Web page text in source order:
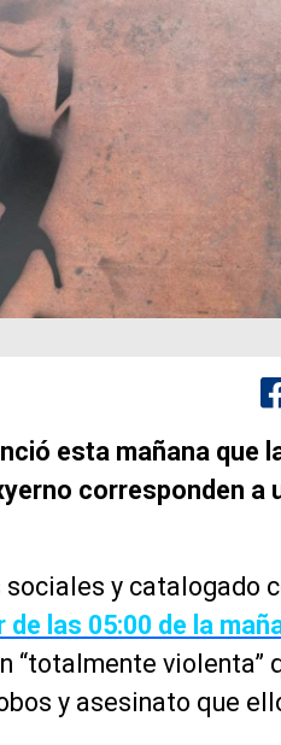
esta mañana que
corresponden a
sociales y catalogado
las 05:00 de la
“totalmente violenta”
y asesinato que